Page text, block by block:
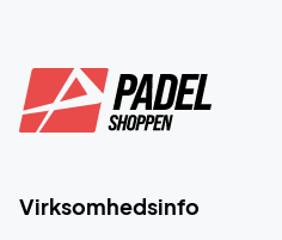
Virksomhedsinfo